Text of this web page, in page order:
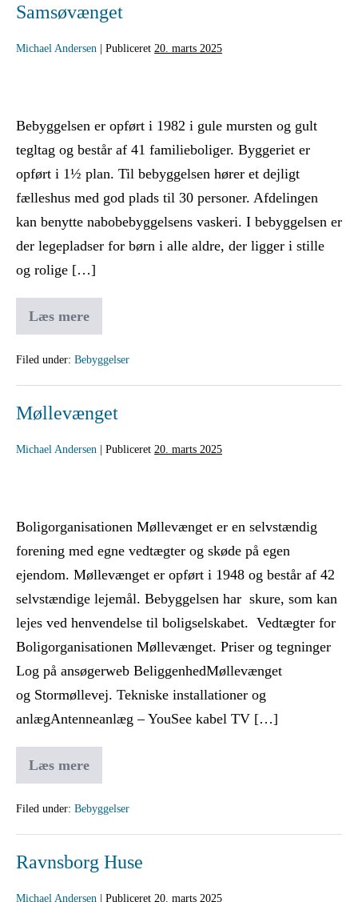
Samsøvænget
Michael Andersen Publiceret 20. marts 2025
Bebyggelsen er opført i 1982 i gule mursten og gult
tegltag og består af 41 familieboliger. Byggeriet er
opført i 1½ plan. Til bebyggelsen hører et dejligt
fælleshus med god plads til 30 personer. Afdelingen
kan benytte nabobebyggelsens vaskeri. I bebyggelsen er
der legepladser for børn i alle aldre, der ligger i stille
og rolige […]
Læs mere
Filed under: Bebyggelser
Møllevænget
Michael Andersen Publiceret 20. marts 2025
Boligorganisationen Møllevænget er en selvstændig
forening med egne vedtægter og skøde på egen
ejendom. Møllevænget er opført i 1948 og består af 42
selvstændige lejemål. Bebyggelsen har skure, som kan
lejes ved henvendelse til boligselskabet. Vedtægter for
Boligorganisationen Møllevænget. Priser og tegninger
Log på ansøgerweb BeliggenhedMøllevænget
og Stormøllevej. Tekniske installationer og
anlægAntenneanlæg – YouSee kabel TV […]
Læs mere
Filed under: Bebyggelser
Ravnsborg Huse
Michael Andersen Publiceret 20. marts 2025